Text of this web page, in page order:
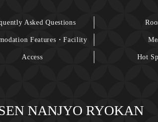
Asked Questions
Features・Facility
Access Hot
NANJYO RYOKAN